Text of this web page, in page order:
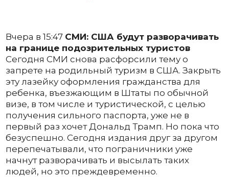
Вчера в 15:47 СМИ: США будут разворачивать
на границе подозрительных туристов
Сегодня СМИ снова расфорсили тему о
запрете на родильный туризм в США. Закрыть
эту лазейку оформления гражданства для
ребенка, въезжающим в Штаты по обычной
визе, в том числе и туристической, с целью
получения сильного паспорта, уже не в
первый раз хочет Дональд Трамп. Но пока что
безуспешно. Сегодня издания друг за другом
перепечатывали, что пограничники уже
начнут разворачивать и высылать таких
людей, но это преждевременно.